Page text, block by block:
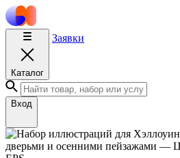
Каталог
Заявки
Вход